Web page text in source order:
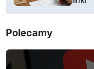
i
g
a
Polecamy